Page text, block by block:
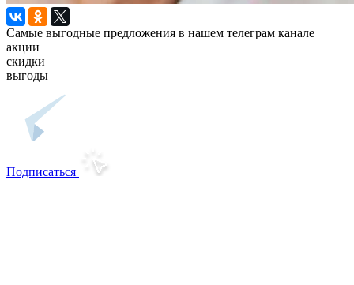
Самые выгодные предложения в нашем телеграм канале
акции
скидки
выгоды
Подписаться